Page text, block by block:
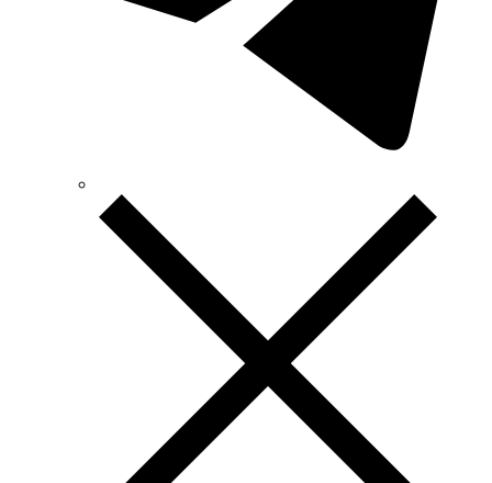
TeleTec (Україна)
Vargo (Україна)
Vector VS
Vimar (Італія)
Volter (Україна)
Volterm (Україна)
Wago (Німеччина)
АС Привод (Україна)
АСКО-УКРЕМ (Україна)
Запорізький завод кольорових металів (ЗЗКМ)